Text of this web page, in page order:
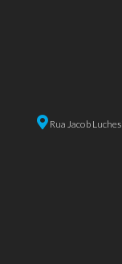
Rua Jacob